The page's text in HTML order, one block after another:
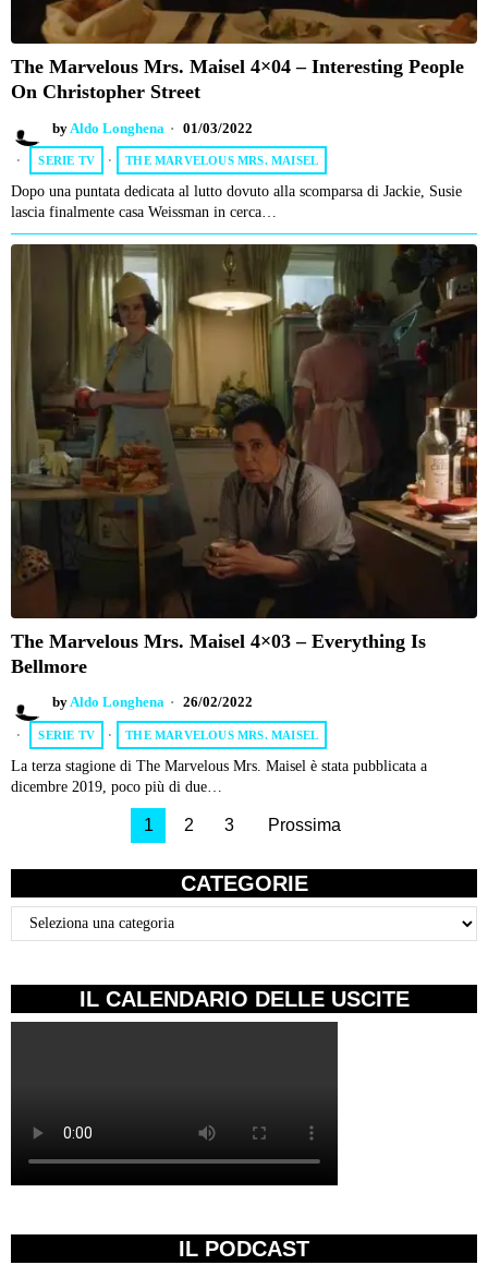
The Marvelous Mrs. Maisel 4×04 – Interesting People
On Christopher Street
byAldo Longhena 01/03/2022
SERIE TV · THE MARVELOUS MRS. MAISEL
Dopo una puntata dedicata al lutto dovuto alla scomparsa di Jackie, Susie
lascia finalmente casa Weissman in cerca…
The Marvelous Mrs. Maisel 4×03 – Everything Is
Bellmore
byAldo Longhena 26/02/2022
SERIE TV · THE MARVELOUS MRS. MAISEL
La terza stagione di The Marvelous Mrs. Maisel è stata pubblicata a
dicembre 2019, poco più di due…
1 2 3 Prossima
CATEGORIE
Categorie
IL CALENDARIO DELLE USCITE
IL PODCAST